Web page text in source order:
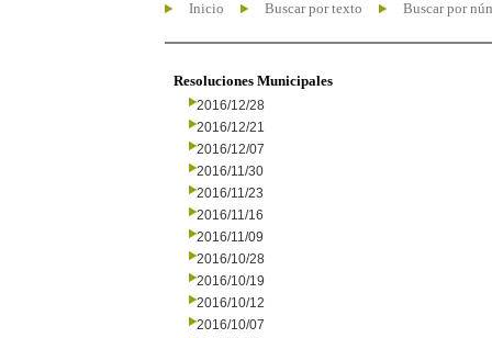
Inicio Buscar por texto Buscar por
Resoluciones Municipales
2016/12/28
2016/12/21
2016/12/07
2016/11/30
2016/11/23
2016/11/16
2016/11/09
2016/10/28
2016/10/19
2016/10/12
2016/10/07